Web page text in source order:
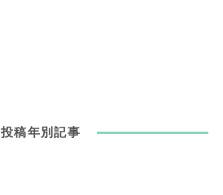
投稿年別記事